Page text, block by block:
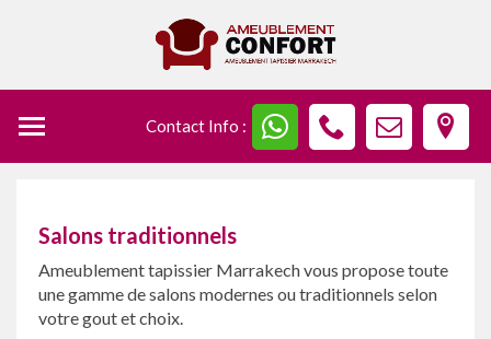
Contact Info :
Salons traditionnels
Ameublement tapissier Marrakech vous propose toute
une gamme de salons modernes ou traditionnels selon
votre gout et choix.